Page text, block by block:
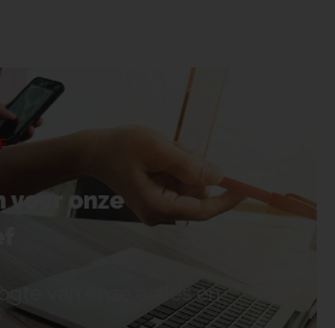
voor onze
van onze acties en